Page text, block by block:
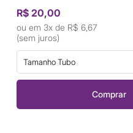
R$ 20,00
3x de R$ 6,67
(sem juros)
Tamanho Tubo
Comprar